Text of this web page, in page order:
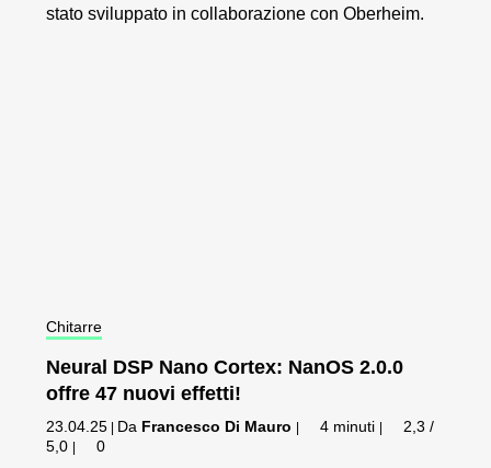
stato sviluppato in collaborazione con Oberheim.
Chitarre
Neural DSP Nano Cortex: NanOS 2.0.0
offre 47 nuovi effetti!
23.04.25 Da Francesco Di Mauro 4 minuti
2,3 /
5,0
0